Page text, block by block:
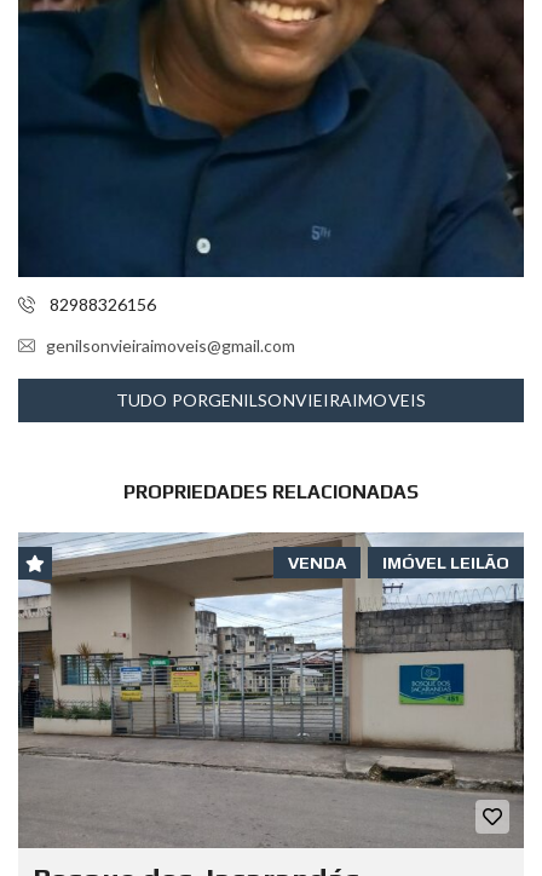
82988326156
genilsonvieiraimoveis@gmail.com
TUDO PORGENILSONVIEIRAIMOVEIS
PROPRIEDADES RELACIONADAS
IMÓVEL LEILÃO
VENDA